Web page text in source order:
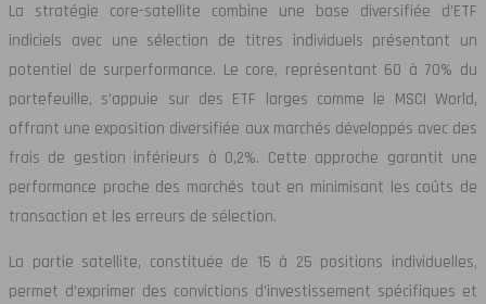
La stratégie core-satellite combine une base diversifiée d’ETF
indiciels avec une sélection de titres individuels présentant un
potentiel de surperformance. Le core, représentant 60 à 70% du
portefeuille, s’appuie sur des ETF larges comme le MSCI World,
offrant une exposition diversifiée aux marchés développés avec des
frais de gestion inférieurs à 0,2%. Cette approche garantit une
performance proche des marchés tout en minimisant les coûts de
transaction et les erreurs de sélection.
La partie satellite, constituée de 15 à 25 positions individuelles,
permet d’exprimer des convictions d’investissement spécifiques et